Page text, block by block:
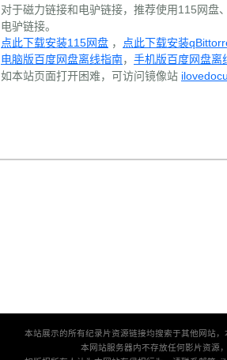
对于磁力链接和电驴链接，推荐使用115网盘
电驴链接。
点此下载安装115网盘 ，
点此下载安装
电脑版百度网盘离线指南， 手机版百度网盘离
如本站页面打开困难，可访问镜像站
本站展示的所有纪录片资源链接均搜索于其他网站
本网站服务器内不存放任何影片资源